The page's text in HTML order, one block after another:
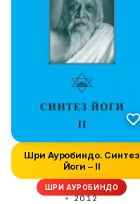
Шри Ауробиндо. Синтез
Йоги – II
ШРИ АУРОБИНДО
2012